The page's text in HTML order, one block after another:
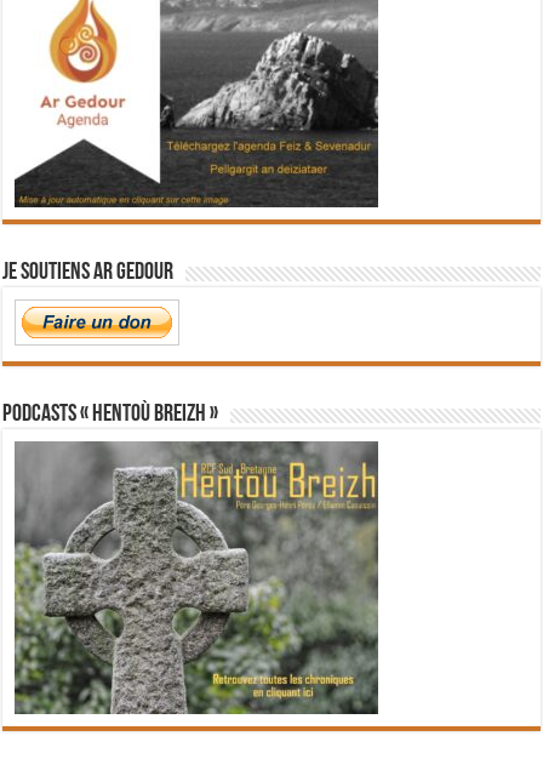
Je soutiens Ar Gedour
PODCASTS « Hentoù Breizh »